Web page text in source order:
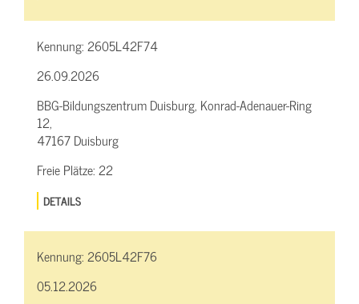
Kennung:2605L42F74
26.09.2026
BBG-Bildungszentrum Duisburg, Konrad-Adenauer-Ring
12,
47167 Duisburg
Freie Plätze:22
DETAILS
Kennung:2605L42F76
05.12.2026